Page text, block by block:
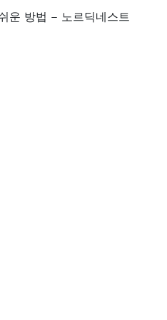
운 방법 - 노르딕네스트